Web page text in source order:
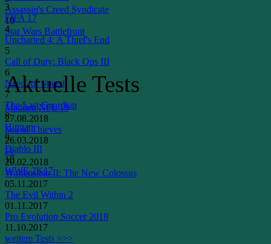
Assassin's Creed Syndicate
10
Star Wars Battlefront
3
FIFA 17
4
Uncharted 4: A Thief's End
5
Call of Duty: Black Ops III
6
Need for Speed
7
The Last Guardian
8
Hitman
9
Diablo III
10
WWE 2K17
Aktuelle Tests
Madden NFL 19
27.08.2018
Sea of Thieves
26.03.2018
Fe
20.02.2018
Wolfenstein II: The New Colossus
05.11.2017
The Evil Within 2
01.11.2017
Pro Evolution Soccer 2018
11.10.2017
weitere Tests >>>